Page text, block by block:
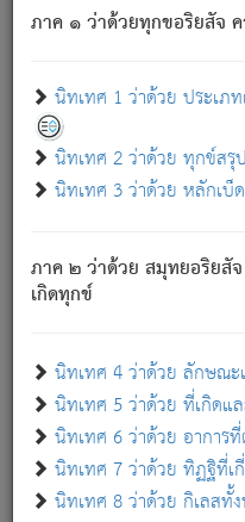
ภาค ๑ ว่าด้วยทุกขอริยสัจ
นิทเทศ 1 ว่าด้วย ประเภ
นิทเทศ 2 ว่าด้วย ทุกข์ส
นิทเทศ 3 ว่าด้วย หลักเบ็
ภาค ๒ ว่าด้วย สมุทยอริยสั
เกิดทุกข์
นิทเทศ 4 ว่าด้วย ลักษณ
นิทเทศ 5 ว่าด้วย ที่เกิดแ
นิทเทศ 6 ว่าด้วย อาการ
นิทเทศ 7 ว่าด้วย ทิฏฐิที่
นิทเทศ 8 ว่าด้วย กิเลสทั้
ภพ ว่ามีได้เพราะวิภพ[2]: เร
ปวงนั้น ก็ยังสลัดภพออกไปไม่
ก็ทุกข์นี้มีขึ้น เพราะอาศัย
เพราะความสิ้นไปแห่งอุ
ทุกข์จึงไม่มี.
ท่านจงดูโลกนี้เถิด (จะเ
แน่นบังหนาแล้ว; และว่า สั
อันเป็นไปในที่หรือเวลาทั้งป
ประการทั้งปวง; ภพทั้งหลา
ความแปรปรวนเป็นธรรมดา.
อย่างนี้อยู่; เขาย่อมละภวตัณ
ด้วย.
ความดับเพราะความสำ
เพราะความสิ้นไปแห่งตัณห
นิพพาน.